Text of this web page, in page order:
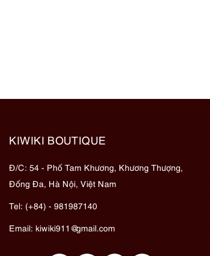
KIWIKI BOUTIQUE
Đ/C: 54 - Phố Tam Khương, Khương Thượng,
Đống Đa, Hà Nội, Việt Nam
Tel: (+84) - 981987140
Email: kiwiki911@gmail.com